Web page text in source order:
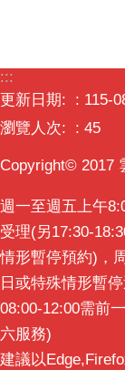
:::
更新日期:
115-
瀏覽人次:
45
Copyright© 2017
週一至週五上午
受理(另17:30-
情形暫停預約)，
日或特殊情形暫
08:00-12:00需前
六服務)
建議以